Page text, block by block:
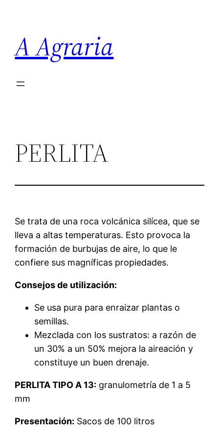
contenido
A Agraria
PERLITA
Se trata de una roca volcánica silícea, que se
lleva a altas temperaturas. Esto provoca la
formación de burbujas de aire, lo que le
confiere sus magníficas propiedades.
Consejos de utilización:
Se usa pura para enraizar plantas o
semillas.
Mezclada con los sustratos: a razón de
un 30% a un 50% mejora la aireación y
constituye un buen drenaje.
PERLITA TIPO A 13: granulometría de 1 a 5
mm
Presentación: Sacos de 100 litros